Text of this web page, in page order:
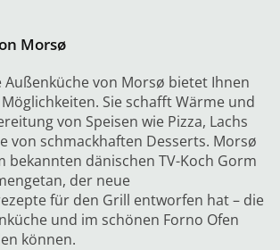
Morsø
Außenküche von Morsø bietet Ihnen
Sie schafft Wärme und
von Speisen wie Pizza, Lachs
von schmackhaften Desserts. Morsø
bekannten dänischen TV-Koch Gorm
der neue
für den Grill entworfen hat – die
und im schönen Forno Ofen
können.